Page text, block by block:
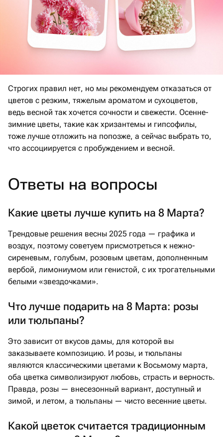
Строгих правил нет, но мы рекомендуем отказаться от
цветов с резким, тяжелым ароматом и сухоцветов,
ведь весной так хочется сочности и свежести. Осенне-
зимние цветы, такие как хризантемы и гипсофилы,
тоже лучше отложить на попозже, а сейчас выбрать то,
что ассоциируется с пробуждением и весной.
Ответы на вопросы
Какие цветы лучше купить на 8 Марта?
Трендовые решения весны 2025 года — графика и
воздух, поэтому советуем присмотреться к нежно-
сиреневым, голубым, розовым цветам, дополненным
вербой, лимониумом или генистой, с их трогательными
белыми «звездочками».
Что лучше подарить на 8 Марта: розы
или тюльпаны?
Это зависит от вкусов дамы, для которой вы
заказываете композицию. И розы, и тюльпаны
являются классическими цветами к Восьмому марта,
оба цветка символизируют любовь, страсть и верность.
Правда, розы — внесезонный вариант, доступный и
зимой, и летом, а тюльпаны — чисто весенние цветы.
Какой цветок считается традиционным